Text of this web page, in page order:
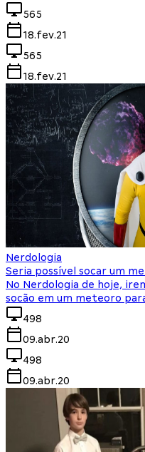
565
18.fev.21
565
18.fev.21
Nerdologia
Seria possível socar um
No Nerdologia de hoje,
socão em um meteoro
498
09.abr.20
498
09.abr.20